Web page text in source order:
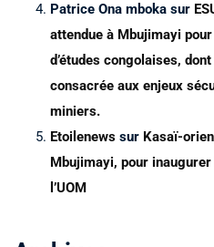
Patrice Ona mboka sur
attendue à Mbujimayi
d’études congolaises,
consacrée aux enjeux
miniers.
Etoilenews sur Kasaï-
Mbujimayi, pour
l’UOM